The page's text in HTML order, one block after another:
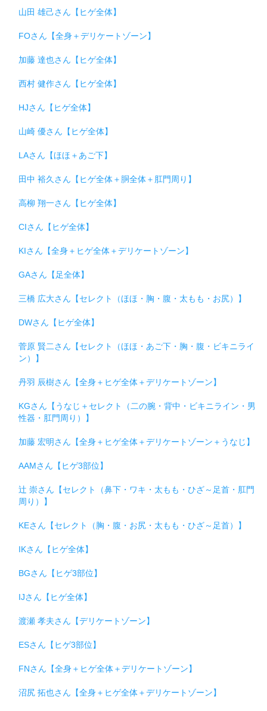
山田 雄己さん【ヒゲ全体】
FOさん【全身＋デリケートゾーン】
加藤 達也さん【ヒゲ全体】
西村 健作さん【ヒゲ全体】
HJさん【ヒゲ全体】
山崎 優さん【ヒゲ全体】
LAさん【ほほ＋あご下】
田中 裕久さん【ヒゲ全体＋胴全体＋肛門周り】
高柳 翔一さん【ヒゲ全体】
CIさん【ヒゲ全体】
KIさん【全身＋ヒゲ全体＋デリケートゾーン】
GAさん【足全体】
三橋 広大さん【セレクト（ほほ・胸・腹・太もも・お尻）】
DWさん【ヒゲ全体】
菅原 賢二さん【セレクト（ほほ・あご下・胸・腹・ビキニライ
ン）】
丹羽 辰樹さん【全身＋ヒゲ全体＋デリケートゾーン】
KGさん【うなじ＋セレクト（二の腕・背中・ビキニライン・男
性器・肛門周り）】
加藤 宏明さん【全身＋ヒゲ全体＋デリケートゾーン＋うなじ】
AAMさん【ヒゲ3部位】
辻 崇さん【セレクト（鼻下・ワキ・太もも・ひざ～足首・肛門
周り）】
KEさん【セレクト（胸・腹・お尻・太もも・ひざ～足首）】
IKさん【ヒゲ全体】
BGさん【ヒゲ3部位】
IJさん【ヒゲ全体】
渡瀬 孝夫さん【デリケートゾーン】
ESさん【ヒゲ3部位】
FNさん【全身＋ヒゲ全体＋デリケートゾーン】
沼尻 拓也さん【全身＋ヒゲ全体＋デリケートゾーン】